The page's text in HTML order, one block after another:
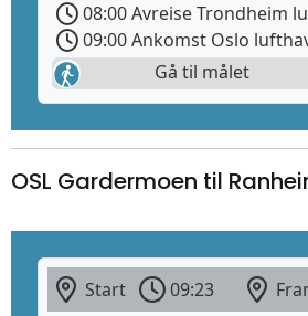
08:00 Avreise Trondheim
09:00 Ankomst Oslo
Gå til målet
OSL Gardermoen til
Start 09:23